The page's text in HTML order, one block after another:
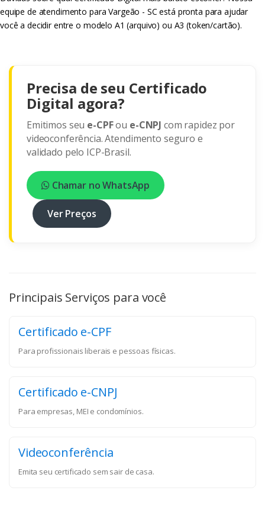
equipe de atendimento para Vargeão - SC está pronta para ajudar
você a decidir entre o modelo A1 (arquivo) ou A3 (token/cartão).
Precisa de seu Certificado
Digital agora?
Emitimos seu e-CPFou e-CNPJ com rapidez por
videoconferência. Atendimento seguro e
validado pelo ICP-Brasil.
Chamar no WhatsApp
Ver Preços
Principais Serviços para você
Certificado e-CPF
Para profissionais liberais e pessoas físicas.
Certificado e-CNPJ
Para empresas, MEI e condomínios.
Videoconferência
Emita seu certificado sem sair de casa.